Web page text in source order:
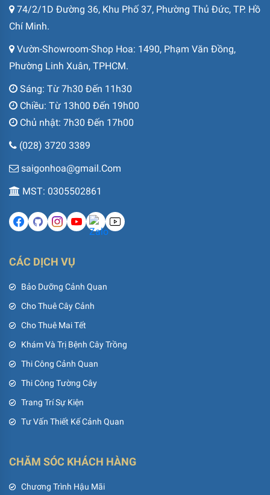
74/2/1D Đường 36, Khu Phố 37, Phường Thủ Đức, TP. Hồ
Chí Minh.
Vườn-Showroom-Shop Hoa: 1490, Phạm Văn Đồng,
Phường Linh Xuân, TPHCM.
Sáng: Từ 7h30 Đến 11h30
Chiều: Từ 13h00 Đến 19h00
Chủ nhật: 7h30 Đến 17h00
(028) 3720 3389
saigonhoa@gmail.Com
MST: 0305502861
CÁC DỊCH VỤ
Bảo Dưỡng Cảnh Quan
Cho Thuê Cây Cảnh
Cho Thuê Mai Tết
Khám Và Trị Bệnh Cây Trồng
Thi Công Cảnh Quan
Thi Công Tường Cây
Trang Trí Sự Kiện
Tư Vấn Thiết Kế Cảnh Quan
CHĂM SÓC KHÁCH HÀNG
Chương Trình Hậu Mãi